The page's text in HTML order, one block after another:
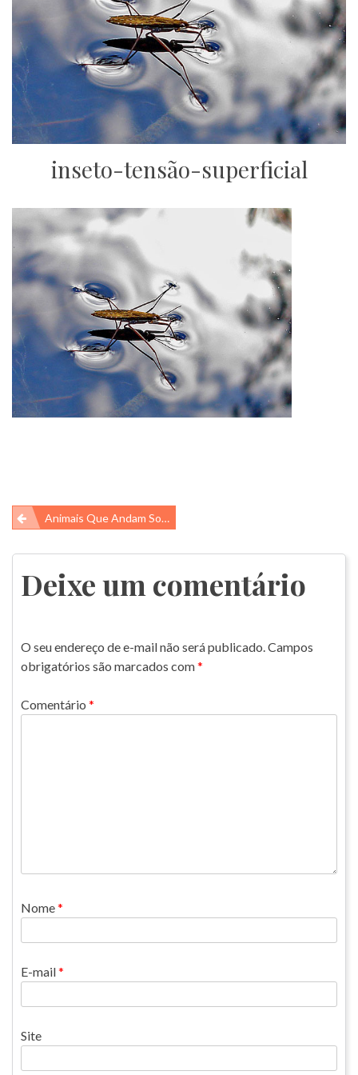
inseto-tensão-superficial
Navegação
de
Post
Animais Que Andam Sobre As Águas
Deixe um comentário
O seu endereço de e-mail não será publicado.Campos
obrigatórios são marcados com*
Comentário *
Nome*
E-mail*
Site